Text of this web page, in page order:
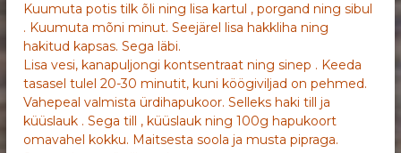
Kuumuta potis tilk õli ning lisa kartul , porgand ning sibul
. Kuumuta mõni minut. Seejärel lisa hakkliha ning
hakitud kapsas. Sega läbi.
Lisa vesi, kanapuljongi kontsentraat ning sinep . Keeda
tasasel tulel 20-30 minutit, kuni köögiviljad on pehmed.
Vahepeal valmista ürdihapukoor. Selleks haki till ja
küüslauk . Sega till , küüslauk ning 100g hapukoort
omavahel kokku. Maitsesta soola ja musta pipraga.